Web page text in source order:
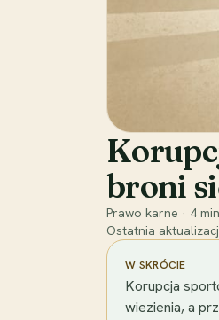
broni
Prawo karne · 4
Ostatnia
W SKRÓCIE
Korupcja
wiezienia, a